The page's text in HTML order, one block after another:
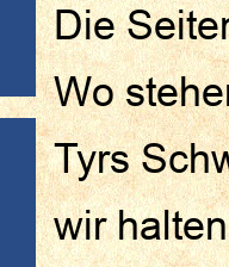
Die
Wo
Tyrs
wir